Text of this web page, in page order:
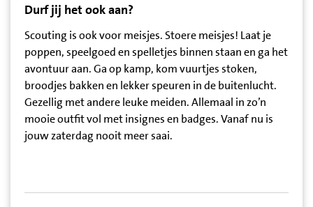
Durf jij het ook aan?
Scouting is ook voor meisjes. Stoere meisjes! Laat je
poppen, speelgoed en spelletjes binnen staan en ga het
avontuur aan. Ga op kamp, kom vuurtjes stoken,
broodjes bakken en lekker speuren in de buitenlucht.
Gezellig met andere leuke meiden. Allemaal in zo’n
mooie outfit vol met insignes en badges. Vanaf nu is
jouw zaterdag nooit meer saai.